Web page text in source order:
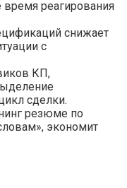
реагирования
снижает
с
КП,
сделки.
резюме по
экономит